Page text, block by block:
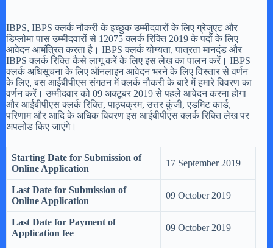
IBPS, IBPS क्लर्क नौकरी के इच्छुक उम्मीदवारों के लिए ग्रेजुएट और
डिप्लोमा पास उम्मीदवारों से 12075 क्लर्क रिक्ति 2019 के पदों के लिए
आवेदन आमंत्रित करता है। IBPS क्लर्क योग्यता, पात्रता मानदंड और
IBPS क्लर्क रिक्ति कैसे लागू करें के लिए इस लेख का पालन करें। IBPS
क्लर्क अधिसूचना के लिए ऑनलाइन आवेदन भरने के लिए विस्तार से वर्णन
के लिए, बस आईबीपीएस संगठन में क्लर्क नौकरी के बारे में हमारे विवरण का
वर्णन करें। उम्मीदवार को 09 अक्टूबर 2019 से पहले आवेदन करना होगा
और आईबीपीएस क्लर्क रिक्ति, पाठ्यक्रम, उत्तर कुंजी, एडमिट कार्ड,
परिणाम और आदि के अधिक विवरण इस आईबीपीएस क्लर्क रिक्ति लेख पर
अपलोड किए जाएंगे।
Starting Date for Submission of
Online Application
17 September 2019
Last Date for Submission of
Online Application
09 October 2019
Last Date for Payment of
Application fee
09 October 2019